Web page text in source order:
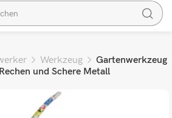
Werkzeug
Gartenwerkzeug
und Schere Metall